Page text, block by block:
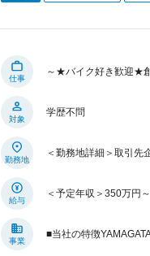
仕事
～★バイク好き歓迎★
対象
学歴不問
勤務地
＜勤務地詳細＞取引先
給与
＜予定年収＞350万円
事業
■当社の特徴